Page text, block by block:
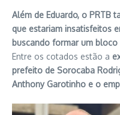
Além de Eduardo, o PRTB
que estariam insatisfeitos
buscando formar um
Entre os cotados estão a
prefeito de Sorocaba
Anthony Garotinho e o